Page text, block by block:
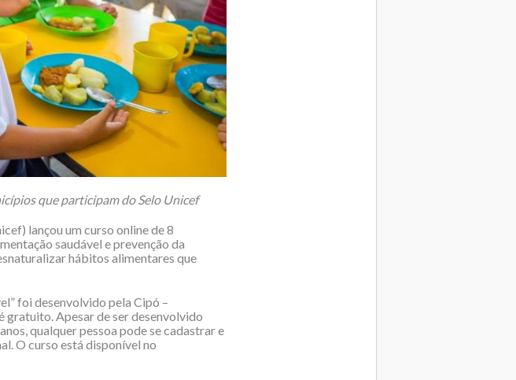
que participam do Selo Unicef
lançou um curso online de 8
saudável e prevenção da
hábitos alimentares que
foi desenvolvido pela Cipó –
gratuito. Apesar de ser desenvolvido
qualquer pessoa pode se cadastrar e
O curso está disponível no